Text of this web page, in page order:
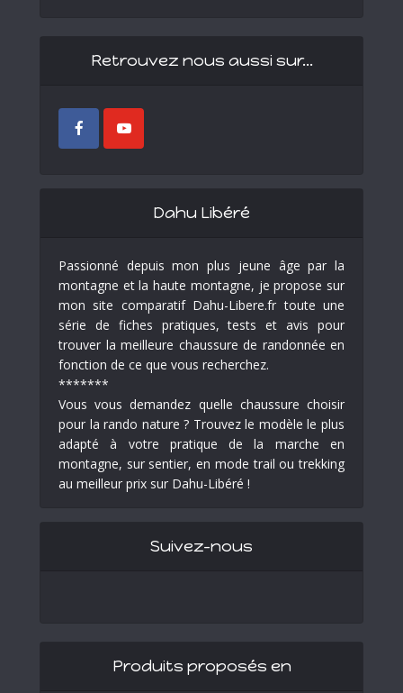
Retrouvez nous aussi sur…
Dahu Libéré
Passionné depuis mon plus jeune âge par la
montagne et la haute montagne, je propose sur
mon site comparatif Dahu-Libere.fr toute une
série de fiches pratiques, tests et avis pour
trouver la meilleure chaussure de randonnée en
fonction de ce que vous recherchez.
*******
Vous vous demandez quelle chaussure choisir
pour la rando nature ? Trouvez le modèle le plus
adapté à votre pratique de la marche en
montagne, sur sentier, en mode trail ou trekking
au meilleur prix sur Dahu-Libéré !
Suivez-nous
Produits proposés en